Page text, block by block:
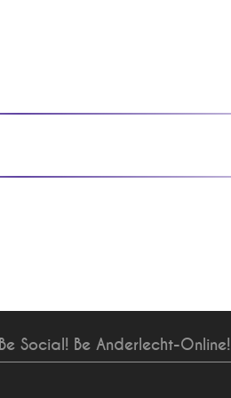
Be Social! Be Anderlecht-Online!